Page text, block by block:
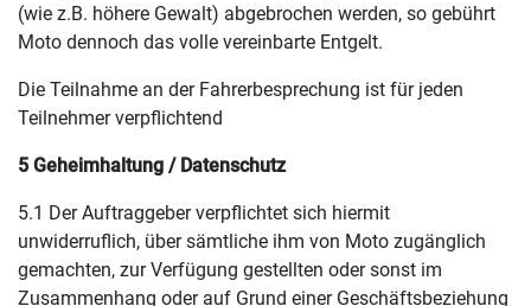
(wie z.B. höhere Gewalt) abgebrochen werden, so gebührt
Moto dennoch das volle vereinbarte Entgelt.
Die Teilnahme an der Fahrerbesprechung ist für jeden
Teilnehmer verpflichtend
5 Geheimhaltung / Datenschutz
5.1 Der Auftraggeber verpflichtet sich hiermit
unwiderruflich, über sämtliche ihm von Moto zugänglich
gemachten, zur Verfügung gestellten oder sonst im
Zusammenhang oder auf Grund einer Geschäftsbeziehung